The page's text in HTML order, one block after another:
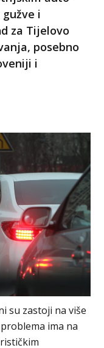
i
za Tijelovo
posebno
i
su zastoji na više
ima na